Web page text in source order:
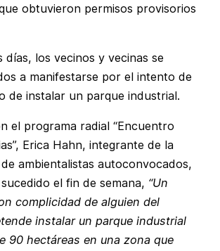
obtuvieron permisos provisorios
días, los vecinos y vecinas se
a manifestarse por el intento de
de instalar un parque industrial.
el programa radial “Encuentro
Erica Hahn, integrante de la
ambientalistas autoconvocados,
el fin de semana, “Un
complicidad de alguien del
instalar un parque industrial
90 hectáreas en una zona que